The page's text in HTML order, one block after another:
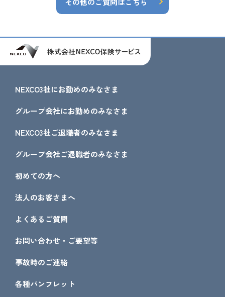
NEXCO3社にお勤めのみなさま
グループ会社にお勤めのみなさま
NEXCO3社ご退職者のみなさま
グループ会社ご退職者のみなさま
初めての方へ
法人のお客さまへ
よくあるご質問
お問い合わせ・ご要望等
事故時のご連絡
各種パンフレット